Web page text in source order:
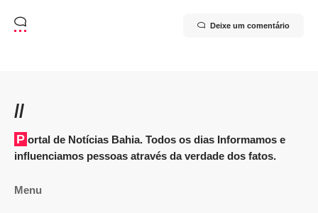
Deixe um comentário
//
Portal de Notícias Bahia. Todos os dias Informamos e
influenciamos pessoas através da verdade dos fatos.
Menu